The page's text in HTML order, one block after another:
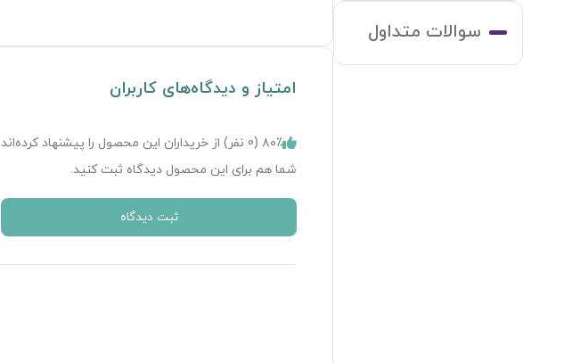
سوالات متداول
امتیاز و دیدگاه‌های کاربران
۸۰٪ ( 0 نفر) از خریداران این محصول را پیشنهاد کرده‌اند
شما هم برای این محصول دیدگاه ثبت کنید.
ثبت دیدگاه